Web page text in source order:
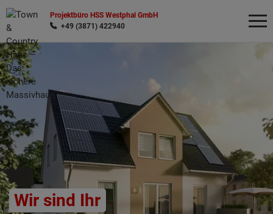
Projektbüro HSS Westphal GmbH
+49 (3871) 422940
Wir sind Ihr
Wonach möchten Sie suchen?